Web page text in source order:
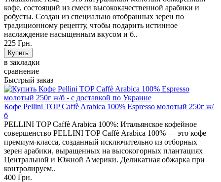
кофе, состоящий из смеси высококачественной арабики и
робусты. Создан из специально отобранных зерен по
традиционному рецепту, чтобы подарить истинное
наслаждение насыщенным вкусом и б..
225 Грн.
в закладки
сравнение
Быстрый заказ
Кофе Pellini TOP Caffè Arabica 100% Espresso молотый 250г ж/
б
PELLINI TOP Caffè Arabica 100%: Итальянское кофейное
совершенство PELLINI TOP Caffè Arabica 100% — это кофе
премиум-класса, созданный исключительно из отборных
зерен арабики, выращенных на высокогорных плантациях
Центральной и Южной Америки. Деликатная обжарка при
контролируем..
400 Грн.